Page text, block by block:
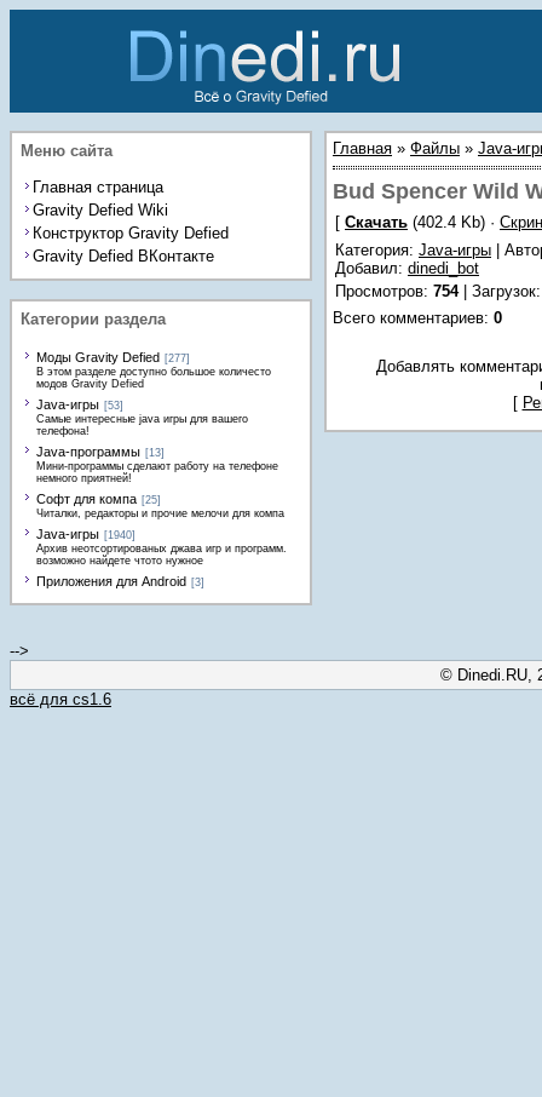
Меню сайта
Главная страница
Gravity Defied Wiki
Конструктор Gravity Defied
Gravity Defied ВКонтакте
Категории раздела
Моды Gravity Defied [277]
В этом разделе доступно большое количесто
модов Gravity Defied
Java-игры [53]
Самые интересные java игры для вашего
телефона!
Java-программы [13]
Мини-программы сделают работу на телефоне
немного приятней!
Софт для компа [25]
Читалки, редакторы и прочие мелочи для компа
Java-игры [1940]
Архив неотсортированых джава игр и программ.
возможно найдете чтото нужное
Приложения для Android [3]
Главная » Файлы » Java-
Bud Spencer Wild
[ Скачать (402.4 Kb) ·
Категория: Java-игры |
Добавил: dinedi_bot
Просмотров: 754| Загрузок
Всего комментариев: 0
Добавлять
[
-->
© Dinedi.RU,
всё для cs1.6